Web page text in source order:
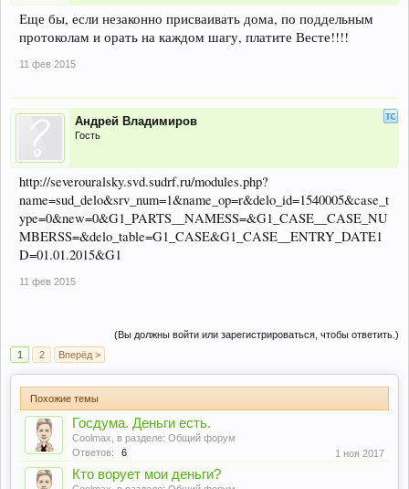
Еще бы, если незаконно присваивать дома, по поддельным
протоколам и орать на каждом шагу, платите Весте!!!!
11 фев 2015
Андрей Владимиров
Гость
http://severouralsky.svd.sudrf.ru/modules.php?
name=sud_delo&srv_num=1&name_op=r&delo_id=1540005&case_t
ype=0&new=0&G1_PARTS__NAMESS=&G1_CASE__CASE_NU
MBERSS=&delo_table=G1_CASE&G1_CASE__ENTRY_DATE1
D=01.01.2015&G1
11 фев 2015
(Вы должны войти или зарегистрироваться, чтобы ответить.)
1
2 Вперёд >
Похожие темы
Госдума. Деньги есть.
Coolmax , в разделе: Общий форум
Ответов:
6 1 ноя 2017
Кто ворует мои деньги?